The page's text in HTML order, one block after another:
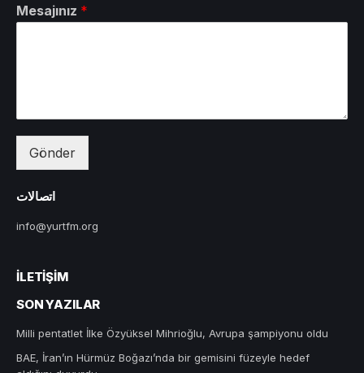
Mesajınız *
Gönder
اتصالات
info@yurtfm.org
İLETIŞIM
SON YAZILAR
Milli pentatlet İlke Özyüksel Mihrioğlu, Avrupa şampiyonu oldu
BAE, İran’ın Hürmüz Boğazı’nda bir gemisini füzeyle hedef